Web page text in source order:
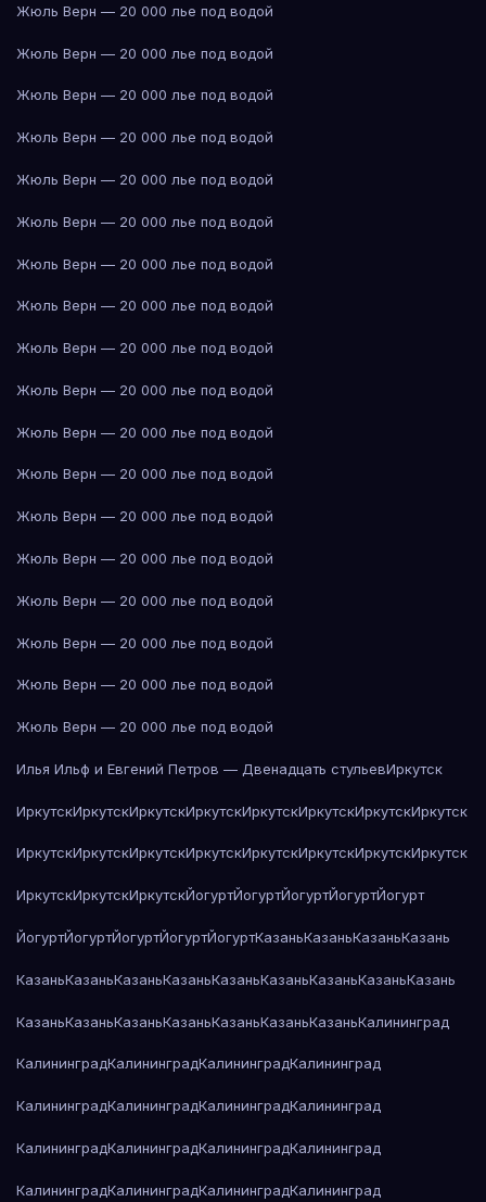
Жюль Верн — 20 000 лье под водой
Жюль Верн — 20 000 лье под водой
Жюль Верн — 20 000 лье под водой
Жюль Верн — 20 000 лье под водой
Жюль Верн — 20 000 лье под водой
Жюль Верн — 20 000 лье под водой
Жюль Верн — 20 000 лье под водой
Жюль Верн — 20 000 лье под водой
Жюль Верн — 20 000 лье под водой
Жюль Верн — 20 000 лье под водой
Жюль Верн — 20 000 лье под водой
Жюль Верн — 20 000 лье под водой
Жюль Верн — 20 000 лье под водой
Жюль Верн — 20 000 лье под водой
Жюль Верн — 20 000 лье под водой
Жюль Верн — 20 000 лье под водой
Жюль Верн — 20 000 лье под водой
Жюль Верн — 20 000 лье под водой
Илья Ильф и Евгений Петров — Двенадцать стульевИркутск
ИркутскИркутскИркутскИркутскИркутскИркутскИркутскИркутск
ИркутскИркутскИркутскИркутскИркутскИркутскИркутскИркутск
ИркутскИркутскИркутскЙогуртЙогуртЙогуртЙогуртЙогурт
ЙогуртЙогуртЙогуртЙогуртЙогуртКазаньКазаньКазаньКазань
КазаньКазаньКазаньКазаньКазаньКазаньКазаньКазаньКазань
КазаньКазаньКазаньКазаньКазаньКазаньКазаньКалининград
КалининградКалининградКалининградКалининград
КалининградКалининградКалининградКалининград
КалининградКалининградКалининградКалининград
КалининградКалининградКалининградКалининград